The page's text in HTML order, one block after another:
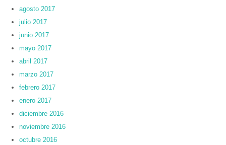
agosto 2017
julio 2017
junio 2017
mayo 2017
abril 2017
marzo 2017
febrero 2017
enero 2017
diciembre 2016
noviembre 2016
octubre 2016